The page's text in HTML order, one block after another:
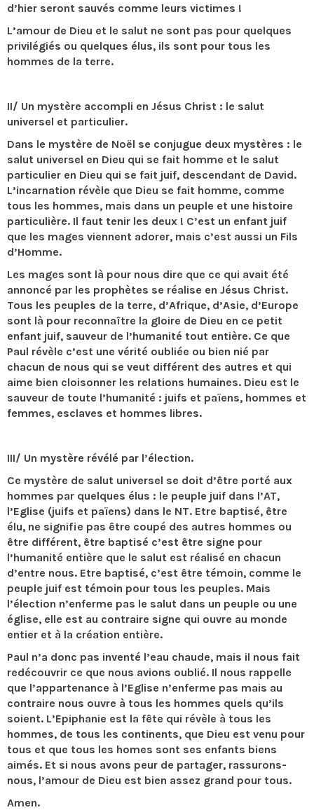
d’hier seront sauvés comme leurs victimes !
L’amour de Dieu et le salut ne sont pas pour quelques
privilégiés ou quelques élus, ils sont pour tous les
hommes de la terre.
II/ Un mystère accompli en Jésus Christ : le salut
universel et particulier.
Dans le mystère de Noël se conjugue deux mystères : le
salut universel en Dieu qui se fait homme et le salut
particulier en Dieu qui se fait juif, descendant de David.
L’incarnation révèle que Dieu se fait homme, comme
tous les hommes, mais dans un peuple et une histoire
particulière. Il faut tenir les deux ! C’est un enfant juif
que les mages viennent adorer, mais c’est aussi un Fils
d’Homme.
Les mages sont là pour nous dire que ce qui avait été
annoncé par les prophètes se réalise en Jésus Christ.
Tous les peuples de la terre, d’Afrique, d’Asie, d’Europe
sont là pour reconnaître la gloire de Dieu en ce petit
enfant juif, sauveur de l’humanité tout entière. Ce que
Paul révèle c’est une vérité oubliée ou bien nié par
chacun de nous qui se veut différent des autres et qui
aime bien cloisonner les relations humaines. Dieu est le
sauveur de toute l’humanité : juifs et païens, hommes et
femmes, esclaves et hommes libres.
III/ Un mystère révélé par l’élection.
Ce mystère de salut universel se doit d’être porté aux
hommes par quelques élus : le peuple juif dans l’AT,
l’Eglise (juifs et païens) dans le NT. Etre baptisé, être
élu, ne signifie pas être coupé des autres hommes ou
être différent, être baptisé c’est être signe pour
l’humanité entière que le salut est réalisé en chacun
d’entre nous. Etre baptisé, c’est être témoin, comme le
peuple juif est témoin pour tous les peuples. Mais
l’élection n’enferme pas le salut dans un peuple ou une
église, elle est au contraire signe qui ouvre au monde
entier et à la création entière.
Paul n’a donc pas inventé l’eau chaude, mais il nous fait
redécouvrir ce que nous avions oublié. Il nous rappelle
que l’appartenance à l’Eglise n’enferme pas mais au
contraire nous ouvre à tous les hommes quels qu’ils
soient. L’Epiphanie est la fête qui révèle à tous les
hommes, de tous les continents, que Dieu est venu pour
tous et que tous les homes sont ses enfants biens
aimés. Et si nous avons peur de partager, rassurons-
nous, l’amour de Dieu est bien assez grand pour tous.
Amen.